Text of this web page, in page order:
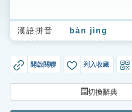
生字詞彙表
成語故事
索引選單
漢語拼音 bàn jìng
開啟關聯 列入收藏
切換辭典